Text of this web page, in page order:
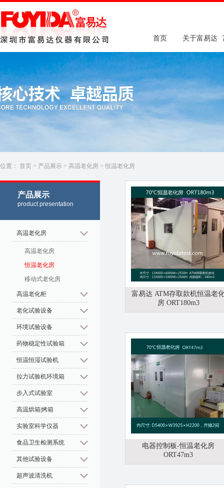
首页 关于富易达
位置： 首页 > 产品展示 > 高温老化房 > 恒温老化房
产品展示
product presentation
高温老化房
高温老化房
恒温老化房
移动式老化房
高温老化柜
老化试验设备
环境试验设备
药物稳定性试验箱
恒温恒湿试验机
拉力试验机环境箱
步入式试验室
高温烘箱|烤箱
实验室科学仪器
食品卫生检测系统
其他试验设备
超声波清洗机
富易达 ATM存取款机恒温老
房 ORT180m3
电器控制板-恒温老化房
ORT47m3